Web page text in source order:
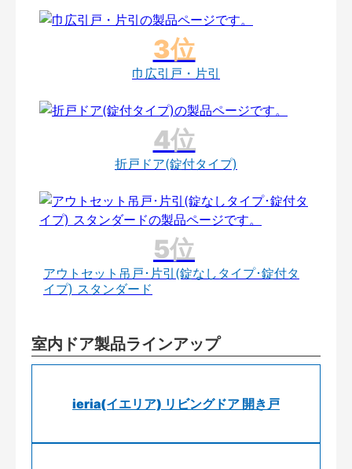
巾広引戸・片引
折戸ドア(錠付タイプ)
アウトセット吊戸･片引(錠なしタイプ･錠付タ
イプ) スタンダード
室内ドア製品ラインアップ
ieria(イエリア) リビングドア 開き戸